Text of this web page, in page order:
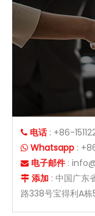
 电话: +86-
 Whatsapp :
 电子邮件 :
 添加 : 中国广东
路338号宝得利A